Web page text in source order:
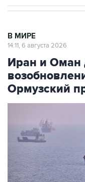
В МИРЕ
14:11, 6 августа 2026
Иран и Оман
Ормузский